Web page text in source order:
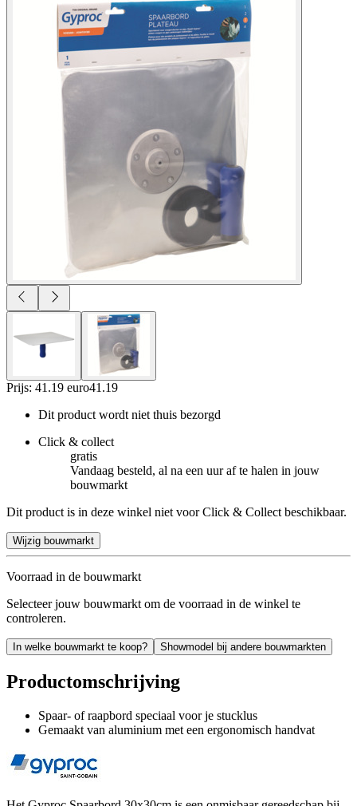
Prijs: 41.19 euro41 .19
Dit product wordt niet thuis bezorgd
Click & collect
gratis
Vandaag besteld, al na een uur af te halen in jouw
bouwmarkt
Dit product is in deze winkel niet voor Click & Collect beschikbaar.
Wijzig bouwmarkt
Voorraad in de bouwmarkt
Selecteer jouw bouwmarkt om de voorraad in de winkel te
controleren.
In welke bouwmarkt te koop? Showmodel bij andere bouwmarkten
Productomschrijving
Spaar- of raapbord speciaal voor je stucklus
Gemaakt van aluminium met een ergonomisch handvat